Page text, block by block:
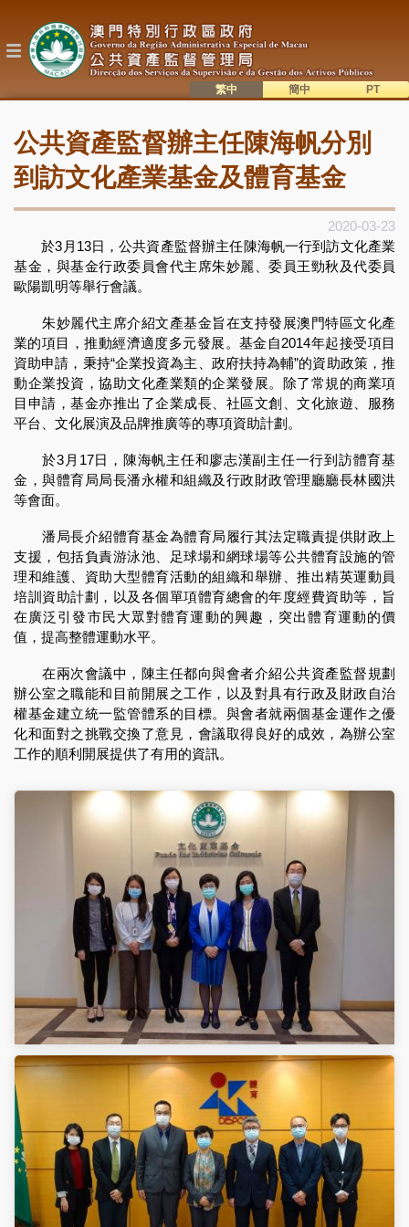
主
目
錄
公共資產監督辦主任陳海帆分別
到訪文化產業基金及體育基金
2020-03-23
於3月13日，公共資產監督辦主任陳海帆一行到訪文化產業
基金，與基金行政委員會代主席朱妙麗、委員王勁秋及代委員
歐陽凱明等舉行會議。
朱妙麗代主席介紹文產基金旨在支持發展澳門特區文化產
業的項目，推動經濟適度多元發展。基金自2014年起接受項目
資助申請，秉持“企業投資為主、政府扶持為輔”的資助政策，推
動企業投資，協助文化產業類的企業發展。除了常規的商業項
目申請，基金亦推出了企業成長、社區文創、文化旅遊、服務
平台、文化展演及品牌推廣等的專項資助計劃。
於3月17日，陳海帆主任和廖志漢副主任一行到訪體育基
金，與體育局局長潘永權和組織及行政財政管理廳廳長林國洪
等會面。
潘局長介紹體育基金為體育局履行其法定職責提供財政上
支援，包括負責游泳池、足球場和網球場等公共體育設施的管
理和維護、資助大型體育活動的組織和舉辦、推出精英運動員
培訓資助計劃，以及各個單項體育總會的年度經費資助等，旨
在廣泛引發市民大眾對體育運動的興趣，突出體育運動的價
值，提高整體運動水平。
在兩次會議中，陳主任都向與會者介紹公共資產監督規劃
辦公室之職能和目前開展之工作，以及對具有行政及財政自治
權基金建立統一監管體系的目標。與會者就兩個基金運作之優
化和面對之挑戰交換了意見，會議取得良好的成效，為辦公室
工作的順利開展提供了有用的資訊。